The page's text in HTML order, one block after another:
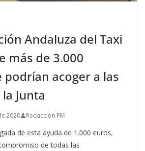
Andaluza del Taxi
más de 3.000
podrían acoger a las
Junta
2020 Redacción PM
de esta ayuda de 1.000 euros,
de todas las